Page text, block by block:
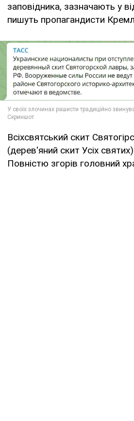
заповідника, зазначають у
пишуть пропагандисти
Всіхсвятський скит
(дерев'яний скит Усіх святих)
Повністю згорів головний